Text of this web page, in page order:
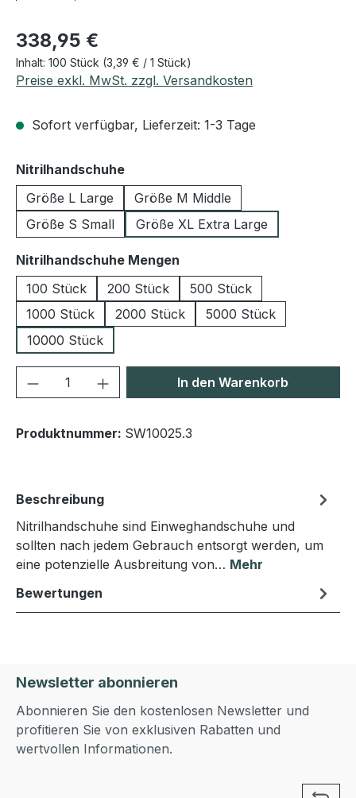
Regulärer Preis:
338,95 €
Inhalt: 100 Stück (3,39 € / 1 Stück)
Preise exkl. MwSt. zzgl. Versandkosten
Sofort verfügbar, Lieferzeit: 1-3 Tage
Nitrilhandschuheauswählen
Größe L Large
Größe M Middle
Größe S Small
Größe XL Extra Large
Nitrilhandschuhe Mengen
100 Stück
200 Stück
500 Stück
1000 Stück
2000 Stück
5000 Stück
10000 Stück
Produkt Anzahl: Gib denIn den Warenkorb
Produktnummer: SW10025.3
Beschreibung
Nitrilhandschuhe sind Einweghandschuhe und
sollten nach jedem Gebrauch entsorgt werden, um
eine potenzielle Ausbreitung von… Mehr
Bewertungen
Newsletter abonnieren
Abonnieren Sie den kostenlosen Newsletter und
profitieren Sie von exklusiven Rabatten und
wertvollen Informationen.